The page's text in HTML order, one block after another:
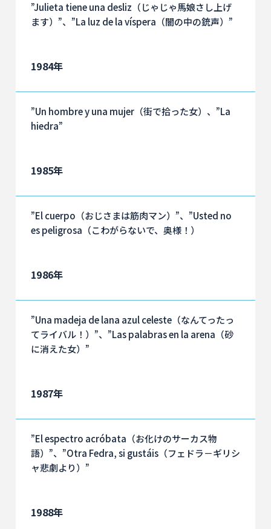
”Julieta tiene una desliz（じゃじゃ馬娘さし上げ
ます）”、”La luz de la víspera（闇の中の銃声）”
1984年
”Un hombre y una mujer（街で拾った女）、”La
hiedra”
1985年
”El cuerpo（おじさまは筋肉マン）”、”Usted no
es peligrosa（こわがらないで、奥様！）
1986年
”Una madeja de lana azul celeste（なんてったっ
てライバル！）”、”Las palabras en la arena（砂
に消えた女）”
1987年
”El espectro acróbata（お化けのサーカス物
語）”、”Otra Fedra, si gustáis（フェドラ－ギリシ
ャ悲劇より）”
1988年